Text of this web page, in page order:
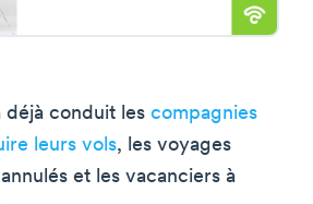
déjà conduit les compagnies
leurs vols, les voyages
et les vacanciers à